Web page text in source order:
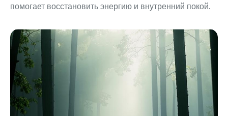
помогает восстановить энергию и внутренний покой.